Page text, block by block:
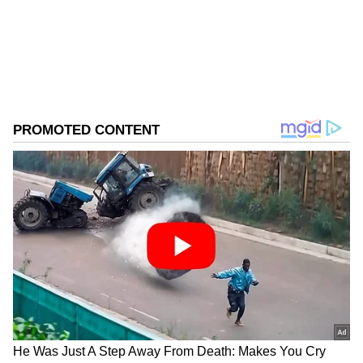
இருந்து தப்பிக்க என்னென்ன
முன்னெச்சரிக்கை நடவடிக்கைகள்
எடுக்கணும்? இதையெல்லாம் பத்தி இங்க
தெரிஞ்சுக்கலாம்.
ஏசியாநெட் தமிழ்-ஐ உங்கள் முதன்மைத்
தேர்வாக்குங்கள்